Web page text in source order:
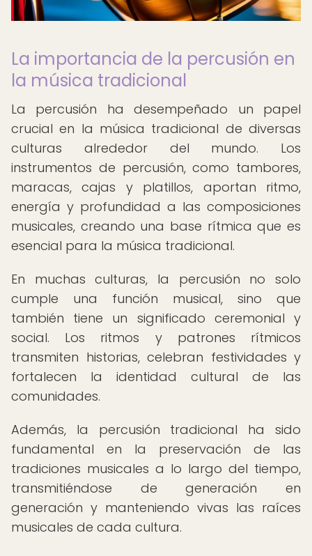
La importancia de la percusión en
la música tradicional
La percusión ha desempeñado un papel
crucial en la música tradicional de diversas
culturas alrededor del mundo. Los
instrumentos de percusión, como tambores,
maracas, cajas y platillos, aportan ritmo,
energía y profundidad a las composiciones
musicales, creando una base rítmica que es
esencial para la música tradicional.
En muchas culturas, la percusión no solo
cumple una función musical, sino que
también tiene un significado ceremonial y
social. Los ritmos y patrones rítmicos
transmiten historias, celebran festividades y
fortalecen la identidad cultural de las
comunidades.
Además, la percusión tradicional ha sido
fundamental en la preservación de las
tradiciones musicales a lo largo del tiempo,
transmitiéndose de generación en
generación y manteniendo vivas las raíces
musicales de cada cultura.